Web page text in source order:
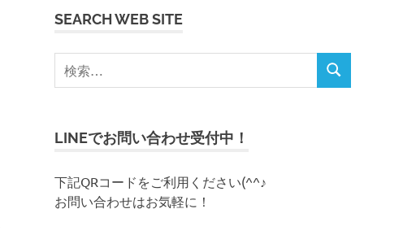
SEARCH WEB SITE
検
索
:
検
LINEでお問い合わせ受付中！
下記QRコードをご利用ください(^^♪
お問い合わせはお気軽に！